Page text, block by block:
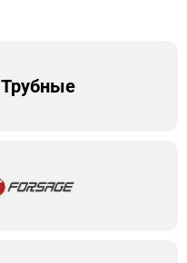
Трубные